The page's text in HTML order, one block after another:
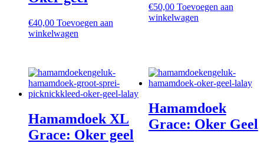
€40,00 Toevoegen aan
winkelwagen
€50,00 Toevoegen aan
winkelwagen
Hamamdoek XL
Grace: Oker geel
Hamamdoek
Grace: Oker Geel